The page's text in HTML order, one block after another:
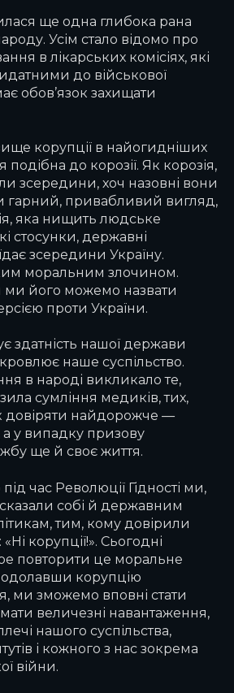
ще одна глибока рана
Усім стало відомо про
в лікарських комісіях, які
до військової
обов’язок захищати
корупції в найогидніших
до корозії. Як корозія,
зсередини, хоч назовні вони
гарний, привабливий вигляд,
яка нищить людське
стосунки, державні
зсередини Україну.
моральним злочином.
ми його можемо назвати
проти України.
здатність нашої держави
наше суспільство.
в народі викликало те,
сумління медиків, тих,
довіряти найдорожче —
а у випадку призову
ще й своє життя.
час Революції Гідності ми,
собі й державним
тим, кому довірили
корупції!». Сьогодні
повторити це моральне
корупцію
ми зможемо вповні стати
величезні навантаження,
нашого суспільства,
і кожного з нас зокрема
війни.